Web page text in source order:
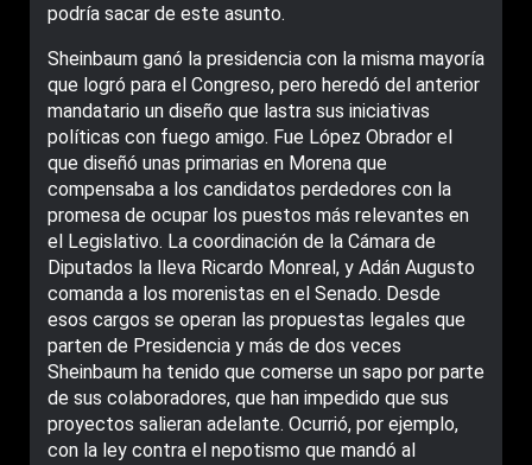
podría sacar de este asunto.
Sheinbaum ganó la presidencia con la misma mayoría
que logró para el Congreso, pero heredó del anterior
mandatario un diseño que lastra sus iniciativas
políticas con fuego amigo. Fue López Obrador el
que diseñó unas primarias en Morena que
compensaba a los candidatos perdedores con la
promesa de ocupar los puestos más relevantes en
el Legislativo. La coordinación de la Cámara de
Diputados la lleva Ricardo Monreal, y Adán Augusto
comanda a los morenistas en el Senado. Desde
esos cargos se operan las propuestas legales que
parten de Presidencia y más de dos veces
Sheinbaum ha tenido que comerse un sapo por parte
de sus colaboradores, que han impedido que sus
proyectos salieran adelante. Ocurrió, por ejemplo,
con la ley contra el nepotismo que mandó al